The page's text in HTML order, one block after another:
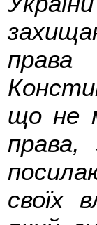
що не
права,
своїх